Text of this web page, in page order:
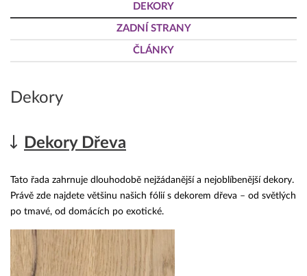
DEKORY
ZADNÍ STRANY
ČLÁNKY
Dekory
Dekory Dřeva
Tato řada zahrnuje dlouhodobě nejžádanější a nejoblíbenější dekory.
Právě zde najdete většinu našich fólií s dekorem dřeva – od světlých
po tmavé, od domácích po exotické.